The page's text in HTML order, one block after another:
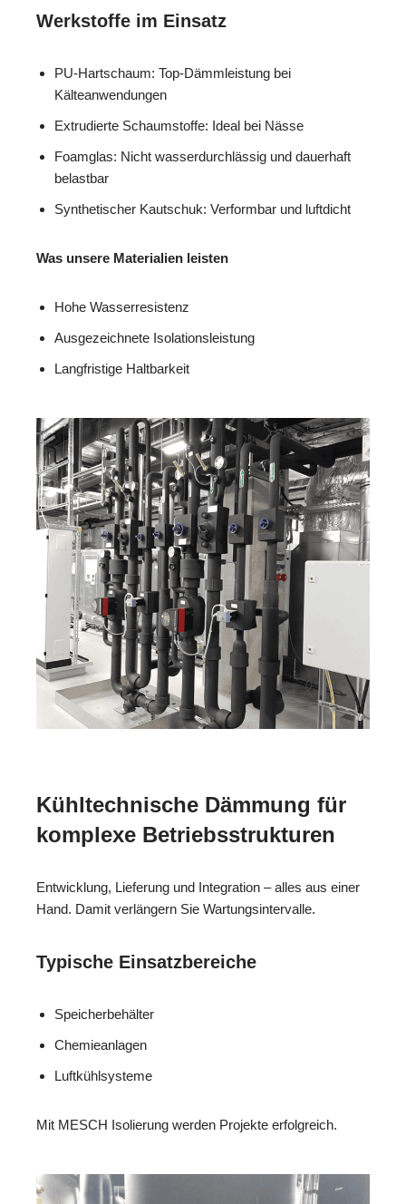
Werkstoffe im Einsatz
PU-Hartschaum: Top-Dämmleistung bei
Kälteanwendungen
Extrudierte Schaumstoffe: Ideal bei Nässe
Foamglas: Nicht wasserdurchlässig und dauerhaft
belastbar
Synthetischer Kautschuk: Verformbar und luftdicht
Was unsere Materialien leisten
Hohe Wasserresistenz
Ausgezeichnete Isolationsleistung
Langfristige Haltbarkeit
Kühltechnische Dämmung für
komplexe Betriebsstrukturen
Entwicklung, Lieferung und Integration – alles aus einer
Hand. Damit verlängern Sie Wartungsintervalle.
Typische Einsatzbereiche
Speicherbehälter
Chemieanlagen
Luftkühlsysteme
Mit MESCH Isolierung werden Projekte erfolgreich.